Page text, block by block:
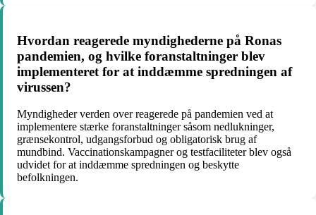
Hvordan reagerede myndighederne på Ronas
pandemien, og hvilke foranstaltninger blev
implementeret for at inddæmme spredningen af
virussen?
Myndigheder verden over reagerede på pandemien ved at
implementere stærke foranstaltninger såsom nedlukninger,
grænsekontrol, udgangsforbud og obligatorisk brug af
mundbind. Vaccinationskampagner og testfaciliteter blev også
udvidet for at inddæmme spredningen og beskytte
befolkningen.